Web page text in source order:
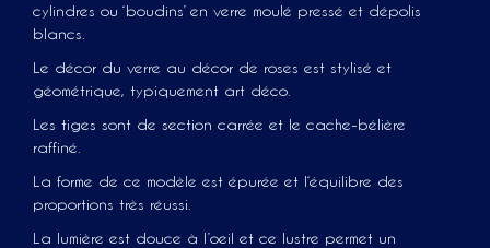
cylindres ou ‘boudins’ en verre moulé pressé et dépolis
blancs.
Le décor du verre au décor de roses est stylisé et
géométrique, typiquement art déco.
Les tiges sont de section carrée et le cache-bélière
raffiné.
La forme de ce modèle est épurée et l‘équilibre des
proportions très réussi.
La lumière est douce à l’oeil et ce lustre permet un